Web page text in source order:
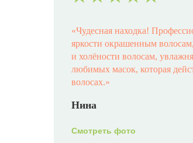
«Чудесная находка!
яркости окрашенным
и холёности волосам,
любимых масок, которая
волосах.»
Нина
Смотреть фото